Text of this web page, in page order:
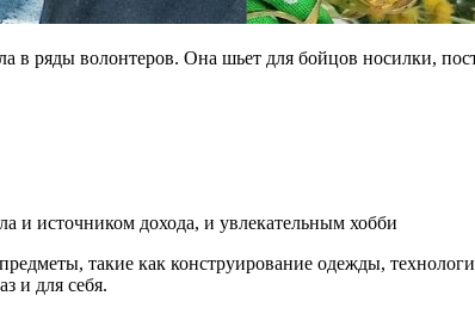
в ряды волонтеров. Она шьет для бойцов носилки,
и источником дохода, и увлекательным хобби
такие как конструирование одежды,
и для себя.